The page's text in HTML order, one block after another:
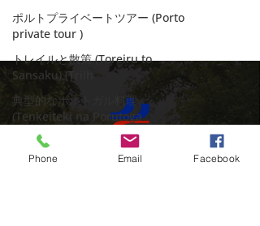
ポルトプライベートツアー (Porto
private tour )
トレイルと散策 (Toreiru to
Sansaku) (Trilh
典型的なポルトガル料理
(Tenkeiteki na Porutoga
ポルトガル料理 (Cozinha
Portuguesa)
Phone Email Facebook